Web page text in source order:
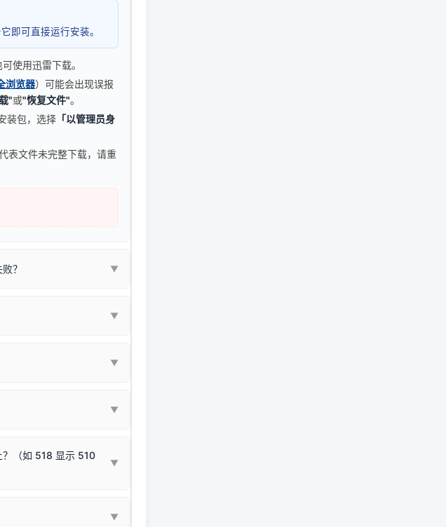
即可直接运行安装。
使用迅雷下载。
浏览器）可能会出现误报
"或"恢复文件"。
装包，选择 「以管理员身
表文件未完整下载，请重
？ ▼
与系统相匹配的那一部
。
试即可。
▼
Win11 最新版）已
件安全性问题。
▼
刷新硬件列表。
▼
？（如 518 显示 510
▼
同，但内部核心芯片和打
▼